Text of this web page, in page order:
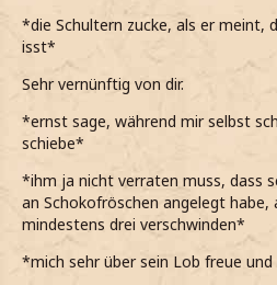
*die Schultern zucke, als er meint,
isst*
Sehr vernünftig von dir.
*ernst sage, während mir selbst
schiebe*
*ihm ja nicht verraten muss, dass
an Schokofröschen angelegt habe,
mindestens drei verschwinden*
*mich sehr über sein Lob freue